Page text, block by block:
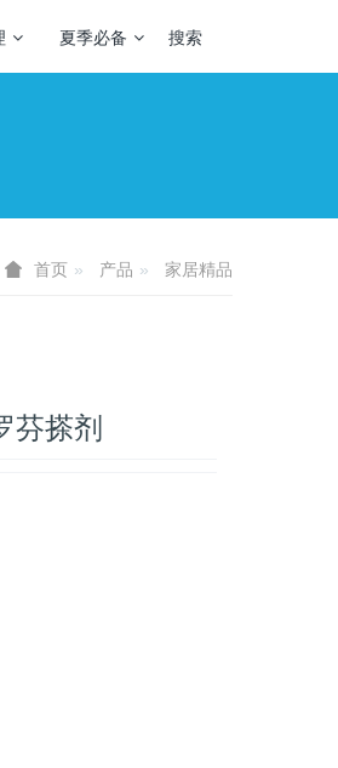
夏季必备 搜索
首页 产品 家居精品
芬搽剂